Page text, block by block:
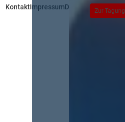
Zur Tagung
KontaktImpressumDatenschutz